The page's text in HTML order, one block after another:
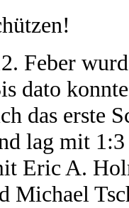
Feber
dato
das erste
lag mit
Eric A.
Michael